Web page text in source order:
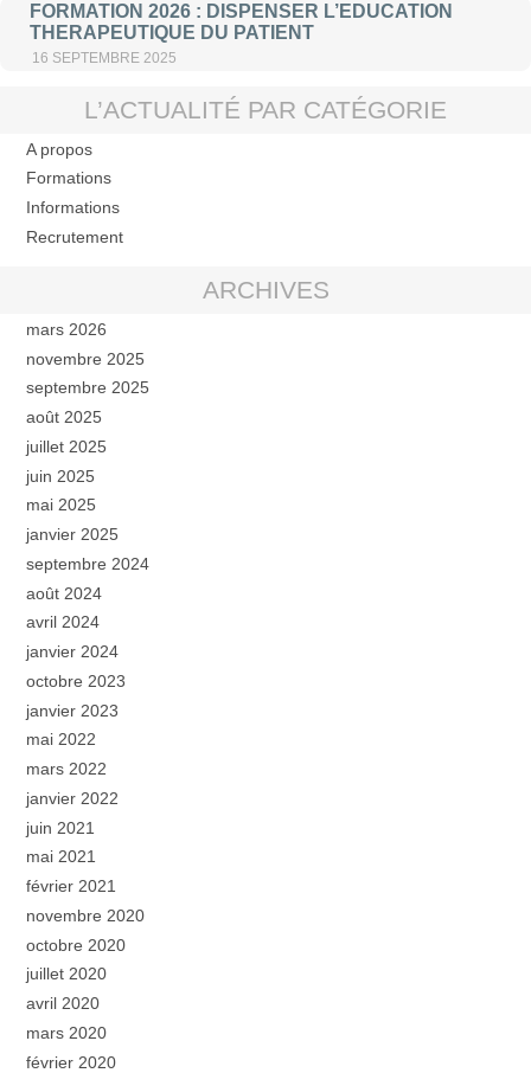
FORMATION 2026 : DISPENSER L’EDUCATION
THERAPEUTIQUE DU PATIENT
16 SEPTEMBRE 2025
L’ACTUALITÉ PAR CATÉGORIE
A propos
Formations
Informations
Recrutement
ARCHIVES
mars 2026
novembre 2025
septembre 2025
août 2025
juillet 2025
juin 2025
mai 2025
janvier 2025
septembre 2024
août 2024
avril 2024
janvier 2024
octobre 2023
janvier 2023
mai 2022
mars 2022
janvier 2022
juin 2021
mai 2021
février 2021
novembre 2020
octobre 2020
juillet 2020
avril 2020
mars 2020
février 2020